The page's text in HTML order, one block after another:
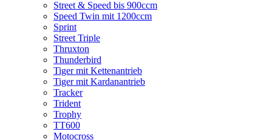
Street & Speed bis 900ccm
Speed Twin mit 1200ccm
Sprint
Street Triple
Thruxton
Thunderbird
Tiger mit Kettenantrieb
Tiger mit Kardanantrieb
Tracker
Trident
Trophy
TT600
Motocross